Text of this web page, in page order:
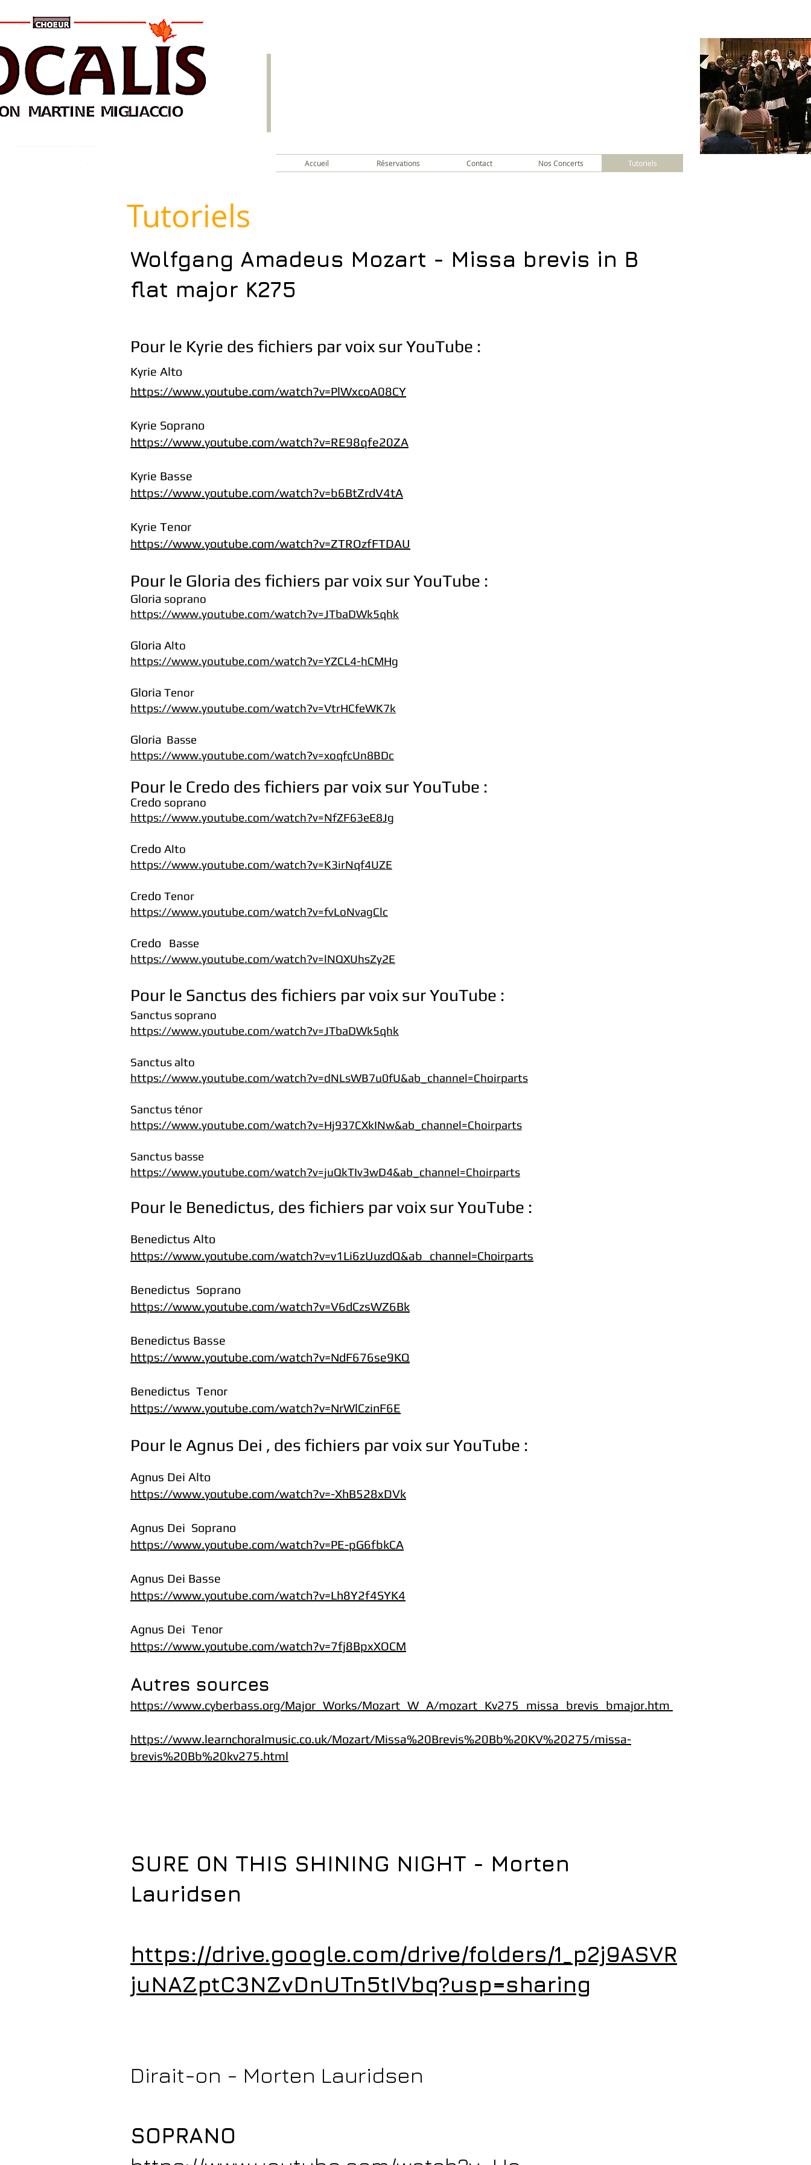
Accueil Réservations Contact Nos Concerts Tutoriels
Tutoriels
Wolfgang Amadeus Mozart - Missa brevis in B
flat major K275
Pour le Kyrie des fichiers par voix sur YouTube :
Kyrie Alto
https://www.youtube.com/watch?v=PlWxcoA08CY
Kyrie Soprano
https://www.youtube.com/watch?v=RE98qfe20ZA
Kyrie Basse
https://www.youtube.com/watch?v=b6BtZrdV4tA
Kyrie Tenor
https://www.youtube.com/watch?v=ZTROzfFTDAU
Pour le Gloria des fichiers par voix sur YouTube :
Gloria soprano
https://www.youtube.com/watch?v=JTbaDWk5qhk
Gloria Alto
https://www.youtube.com/watch?v=YZCL4-hCMHg
Gloria Tenor
https://www.youtube.com/watch?v=VtrHCfeWK7k
Gloria Basse
https://www.youtube.com/watch?v=xoqfcUn8BDc
Pour le Credo des fichiers par voix sur YouTube :
Credo soprano
https://www.youtube.com/watch?v=NfZF63eE8Jg
Credo Alto
https://www.youtube.com/watch?v=K3irNqf4UZE
Credo Tenor
https://www.youtube.com/watch?v=fvLoNvagClc
Credo
Basse
https://www.youtube.com/watch?v=lNQXUhsZy2E
Pour le Sanctus des fichiers par voix sur YouTube :
Sanctus soprano
https://www.youtube.com/watch?v=JTbaDWk5qhk
Sanctus alto
https://www.youtube.com/watch?v=dNLsWB7u0fU&ab_channel=Choirparts
Sanctus ténor
https://www.youtube.com/watch?v=Hj937CXkINw&ab_channel=Choirparts
Sanctus basse
https://www.youtube.com/watch?v=juQkTIv3wD4&ab_channel=Choirparts
Pour le Benedictus, des fichiers par voix sur YouTube :
Benedictus Alto
https://www.youtube.com/watch?v=v1Li6zUuzdQ&ab_channel=Choirparts
Benedictus Soprano
https://www.youtube.com/watch?v=V6dCzsWZ6Bk
Benedictus Basse
https://www.youtube.com/watch?v=NdF676se9KQ
Benedictus Tenor
https://www.youtube.com/watch?v=NrWlCzinF6E
Pour le Agnus Dei , des fichiers par voix sur YouTube :
Agnus Dei Alto
https://www.youtube.com/watch?v=-XhB528xDVk
Agnus Dei Soprano
https://www.youtube.com/watch?v=PE-pG6fbkCA
Agnus Dei Basse
https://www.youtube.com/watch?v=Lh8Y2f4SYK4
Agnus Dei Tenor
https://www.youtube.com/watch?v=7fj8BpxXOCM
Autres sources
https://www.cyberbass.org/Major_Works/Mozart_W_A/mozart_Kv275_missa_brevis_bmajor.htm
https://www.learnchoralmusic.co.uk/Mozart/Missa%20Brevis%20Bb%20KV%20275/missa-
brevis%20Bb%20kv275.html
SURE ON THIS SHINING NIGHT - Morten
Lauridsen
https://drive.google.com/drive/folders/1_p2j9ASVR
juNAZptC3NZvDnUTn5tIVbq?usp=sharing
Dirait-on - Morten Lauridsen
SOPRANO